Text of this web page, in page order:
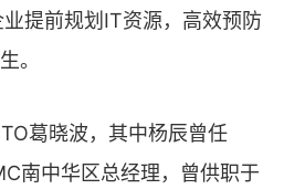
提前规划IT资源，高效预防
。
葛晓波，其中杨辰曾任
南中华区总经理，曾供职于